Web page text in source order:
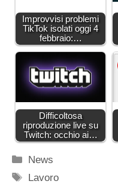
Improvvisi problemi
TikTok isolati oggi 4
febbraio:…
Difficoltosa
riproduzione live su
Twitch: occhio ai…
Categorie
News
Tag
Lavoro